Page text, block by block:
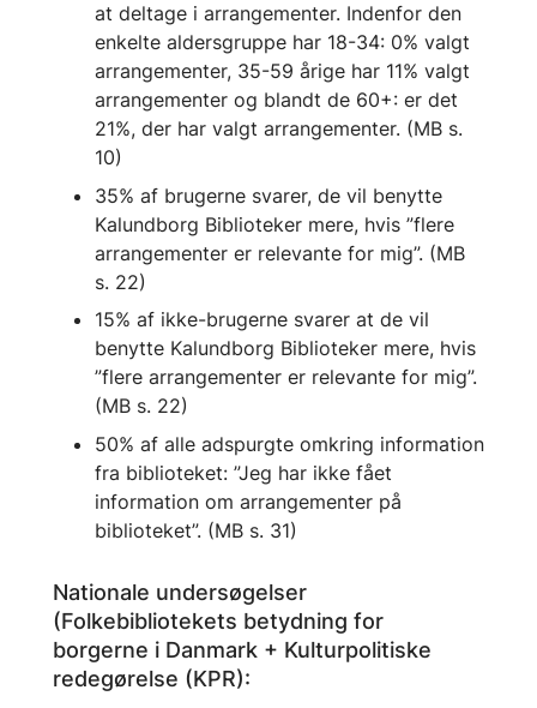
at deltage i arrangementer. Indenfor den
enkelte aldersgruppe har 18-34: 0% valgt
arrangementer, 35-59 årige har 11% valgt
arrangementer og blandt de 60+: er det
21%, der har valgt arrangementer. (MB s.
10)
35% af brugerne svarer, de vil benytte
Kalundborg Biblioteker mere, hvis ”flere
arrangementer er relevante for mig”. (MB
s. 22)
15% af ikke-brugerne svarer at de vil
benytte Kalundborg Biblioteker mere, hvis
”flere arrangementer er relevante for mig”.
(MB s. 22)
50% af alle adspurgte omkring information
fra biblioteket: ”Jeg har ikke fået
information om arrangementer på
biblioteket”. (MB s. 31)
Nationale undersøgelser
(Folkebibliotekets betydning for
borgerne i Danmark + Kulturpolitiske
redegørelse (KPR):